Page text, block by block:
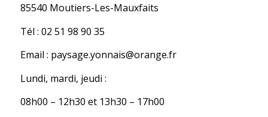
85540 Moutiers-Les-Mauxfaits
Tél : 02 51 98 90 35
Email : paysage.yonnais@orange.fr
Lundi, mardi, jeudi :
08h00 – 12h30 et 13h30 – 17h00